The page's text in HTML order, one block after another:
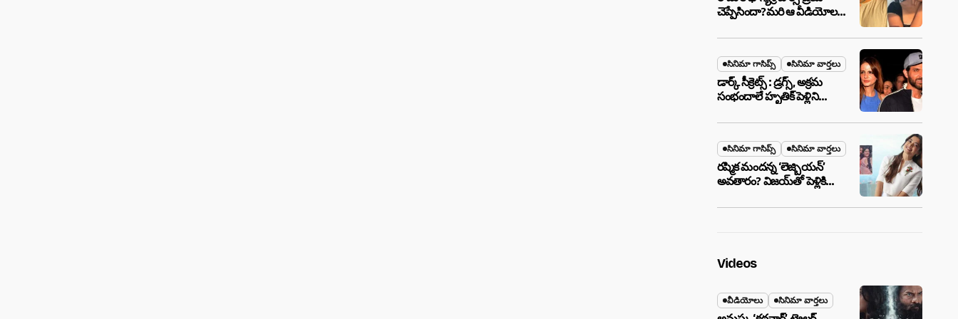
చెప్పేసిందా?మరి ఆ వీడియోల
సినిమా గాసిప్స్ సినిమా వార్తలు
డార్క్ సీక్రెట్స్ : డ్రగ్స్, అక్రమ
సంభందాలే హృతిక్ పెళ్లిని
సినిమా గాసిప్స్ సినిమా వార్తలు
రష్మిక మందన్న ‘లెజ్బియన్’
అవతారం? విజయ్‌తో పెళ్లికి
,నిజమేనా?
Videos
వీడియోలు సినిమా వార్తలు